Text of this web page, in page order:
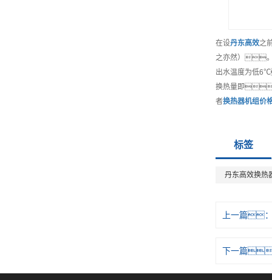
在设丹东高效之
之亦然）。
出水温度为低
换热量即
者换热器机组价
标签
丹东高效换热
上一篇
下一篇